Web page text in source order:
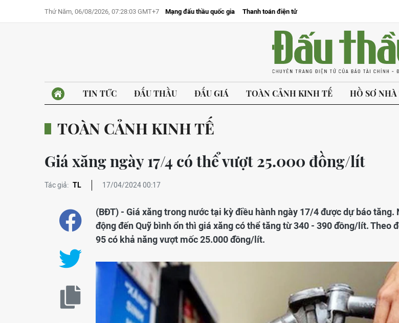
Thứ Năm, 06/08/2026, 07:28:03 GMT+7 Mạng đấu thầu quốc gia Thanh toán điện tử
TIN TỨC ĐẤU THẦU ĐẤU GIÁ TOÀN CẢNH KINH TẾ HỒ SƠ
TOÀN CẢNH KINH TẾ
Giá xăng ngày 17/4 có thể vượt 25.000 đồng/lít
Tác giả: TL 17/04/2024 00:17
(BĐT) - Giá xăng trong nước tại kỳ điều hành ngày 17/4 được dự báo tăng.
động đến Quỹ bình ổn thì giá xăng có thể tăng từ 340 - 390 đồng/lít. Theo
95 có khả năng vượt mốc 25.000 đồng/lít.